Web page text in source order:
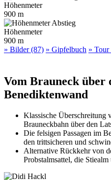
Höhenmeter
900 m
Höhenmeter
900 m
» Bilder (87) » Gipfelbuch » Tour
Vom Brauneck über
Benediktenwand
Klassische Überschreitung
Brauneckbahn über den
Die felsigen Passagen im
den trittsicheren und
Alternative Rückkehr von
Probstalmsattel, die